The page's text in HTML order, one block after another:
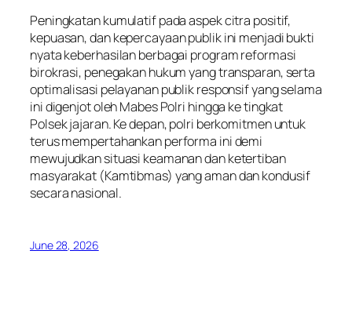
Peningkatan kumulatif pada aspek citra positif,
kepuasan, dan kepercayaan publik ini menjadi bukti
nyata keberhasilan berbagai program reformasi
birokrasi, penegakan hukum yang transparan, serta
optimalisasi pelayanan publik responsif yang selama
ini digenjot oleh Mabes Polri hingga ke tingkat
Polsek jajaran. Ke depan, polri berkomitmen untuk
terus mempertahankan performa ini demi
mewujudkan situasi keamanan dan ketertiban
masyarakat (Kamtibmas) yang aman dan kondusif
secara nasional.
June 28, 2026